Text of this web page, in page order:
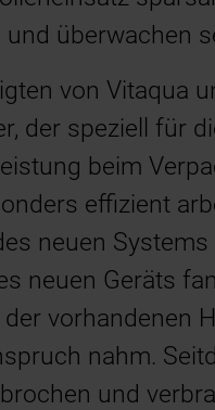
überwachen
von Vitaqua
der speziell für
beim
effizient
neuen
neuen Geräts
vorhandenen
nahm.
und